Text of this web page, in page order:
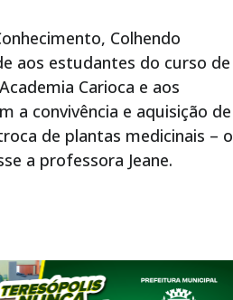
Colhendo
aos estudantes do curso de
Carioca e aos
a convivência e aquisição de
de plantas medicinais – o
a professora Jeane.